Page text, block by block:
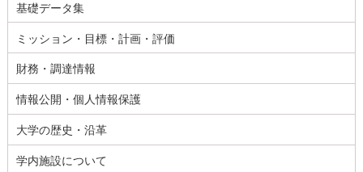
基礎データ集
ミッション・目標・計画・評価
財務・調達情報
情報公開・個人情報保護
大学の歴史・沿革
学内施設について